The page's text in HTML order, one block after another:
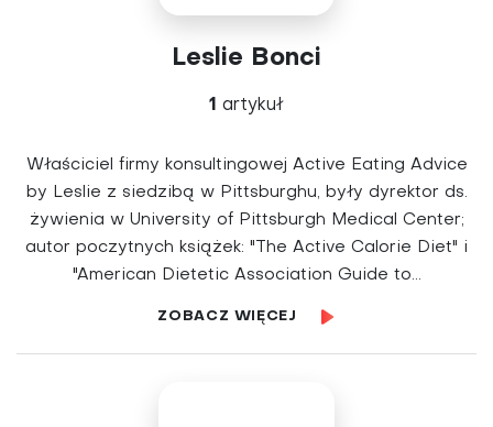
Leslie Bonci
1 artykuł
Właściciel firmy konsultingowej Active Eating Advice
by Leslie z siedzibą w Pittsburghu, były dyrektor ds.
żywienia w University of Pittsburgh Medical Center;
autor poczytnych książek: "The Active Calorie Diet" i
"American Dietetic Association Guide to...
ZOBACZ WIĘCEJ